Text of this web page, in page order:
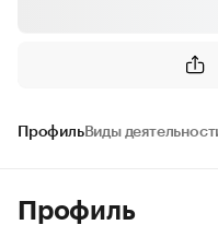
ПрофильВиды
Профиль